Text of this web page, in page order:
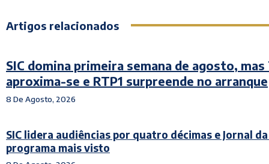
Artigos relacionados
SIC domina primeira semana de agosto, mas
aproxima-se e RTP1 surpreende no arranque
8 De Agosto, 2026
SIC lidera audiências por quatro décimas e Jornal
programa mais visto